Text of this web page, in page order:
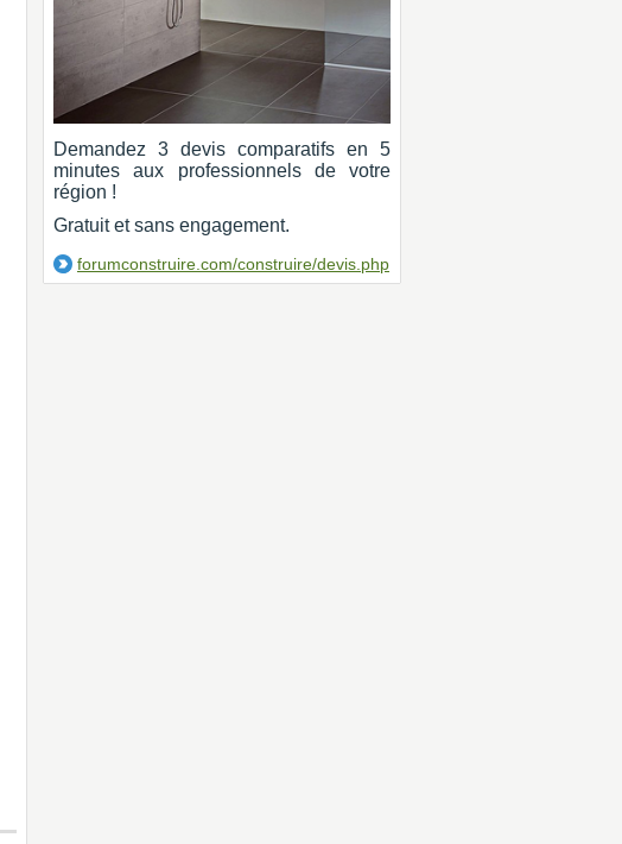
Demandez 3 devis comparatifs en 5
minutes aux professionnels de votre
région !
Gratuit et sans engagement.
forumconstruire.com/construire/devis.php